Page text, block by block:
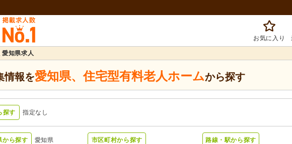
お気に入り
愛知県求人
情報を愛知県、住宅型有料老人ホームから探す
探す 指定なし
から探す 愛知県 市区町村から探す 路線・駅から探す